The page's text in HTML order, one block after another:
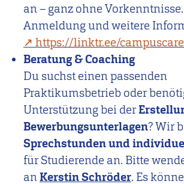
an – ganz ohne Vorkenntnisse.
Anmeldung und weitere
https://linktr.ee/
Beratung & Coaching
Du suchst einen passenden
Praktikumsbetrieb oder
Unterstützung bei der
Bewerbungsunterlagen? Wir
Sprechstunden und
für Studierende an. Bitte
anKerstin Schröder. Es